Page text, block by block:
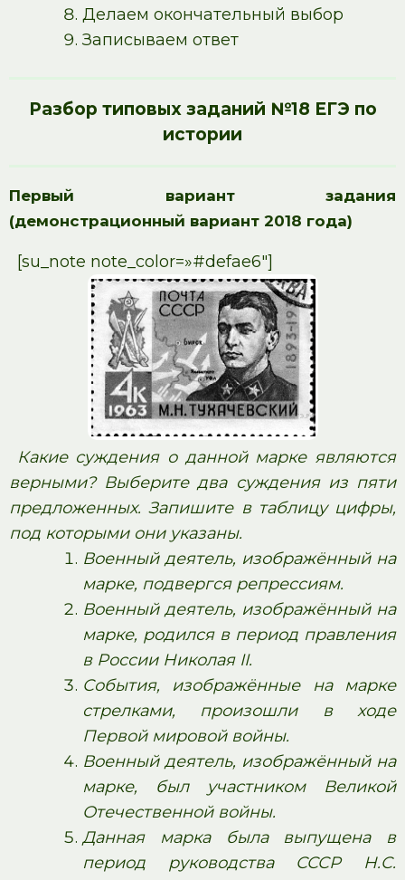
Делаем окончательный выбор
Записываем ответ
Разбор типовых заданий №18 ЕГЭ по
истории
Первый вариант задания
(демонстрационный вариант 2018 года)
[su_note note_color=»#defae6″]
Какие суждения о данной марке являются
верными? Выберите два суждения из пяти
предложенных. Запишите в таблицу цифры,
под которыми они указаны.
Военный деятель, изображённый на
марке, подвергся репрессиям.
Военный деятель, изображённый на
марке, родился в период правления
в России Николая II.
События, изображённые на марке
стрелками, произошли в ходе
Первой мировой войны.
Военный деятель, изображённый на
марке, был участником Великой
Отечественной войны.
Данная марка была выпущена в
период руководства СССР Н.С.